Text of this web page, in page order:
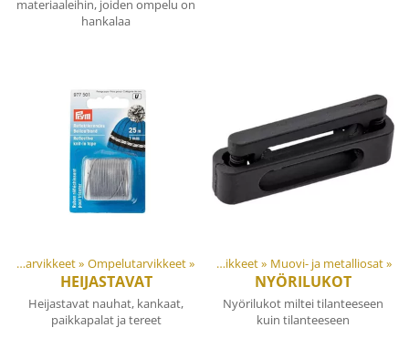
materiaaleihin, joiden ompelu on
hankalaa
Materiaalit ja tarvikkeet‪» Ompelutarvikkeet‪»
HEIJASTAVAT
Heijastavat nauhat, kankaat,
paikkapalat ja tereet
Tuotteet‪» Materiaalit ja tarvikkeet‪» Muovi- ja metalliosat‪»
NYÖRILUKOT
Nyörilukot miltei tilanteeseen
kuin tilanteeseen